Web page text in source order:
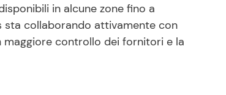
in alcune zone fino a
sta collaborando attivamente con
controllo dei fornitori e la